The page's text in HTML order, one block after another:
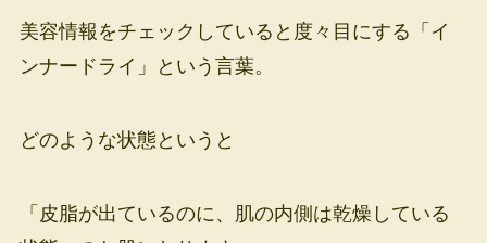
美容情報をチェックしていると度々目にする「イ
ンナードライ」という言葉。
どのような状態というと
「皮脂が出ているのに、肌の内側は乾燥している